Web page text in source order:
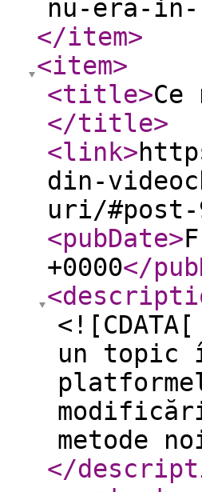
nu-era-in-
</item>
<item>
<title>
</title>
<link>
din-
uri/#post-
<pubDate>
+0000</
un topic
metode
</